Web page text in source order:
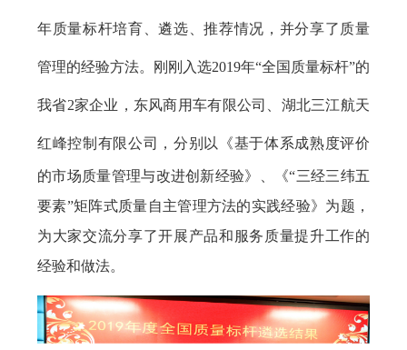
年质量标杆培育、遴选、推荐情况，并分享了质量
管理的经验方法。 刚刚入选2019年“全国质量标杆”的
我省2家企业，东风商用车有限公司、湖北三江航天
红峰控制有限公司，分别以《基于体系成熟度评价
的市场质量管理与改进创新经验》、《“三经三纬五
要素”矩阵式质量自主管理方法的实践经验》为题，
为大家交流分享了开展产品和服务质量提升工作的
经验和做法。